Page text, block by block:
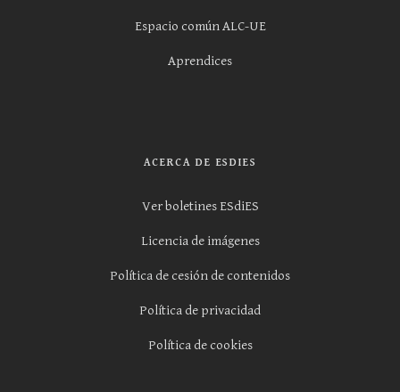
Espacio común ALC-UE
Aprendices
ACERCA DE ESDIES
Ver boletines ESdiES
Licencia de imágenes
Política de cesión de contenidos
Política de privacidad
Política de cookies